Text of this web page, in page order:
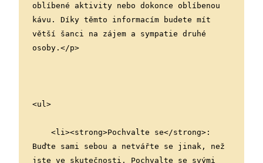
oblíbené aktivity nebo dokonce oblíbenou
kávu. Díky těmto informacím budete mít
větší šanci na zájem a sympatie druhé
osoby.</p>
<ul>
Buďte sami sebou a netvářte se jinak, než
jste ve skutečnosti. Pochvalte se svými